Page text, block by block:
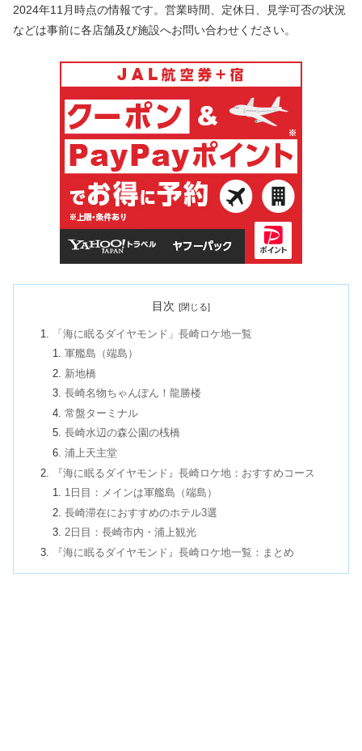
2024年11月時点の情報です。営業時間、定休日、見学可否の状況
などは事前に各店舗及び施設へお問い合わせください。
目次
「海に眠るダイヤモンド」長崎ロケ地一覧
軍艦島（端島）
新地橋
長崎名物ちゃんぽん！龍勝楼
常盤ターミナル
長崎水辺の森公園の桟橋
浦上天主堂
『海に眠るダイヤモンド』長崎ロケ地：おすすめコース
1日目：メインは軍艦島（端島）
長崎滞在におすすめのホテル3選
2日目：長崎市内・浦上観光
『海に眠るダイヤモンド』長崎ロケ地一覧：まとめ